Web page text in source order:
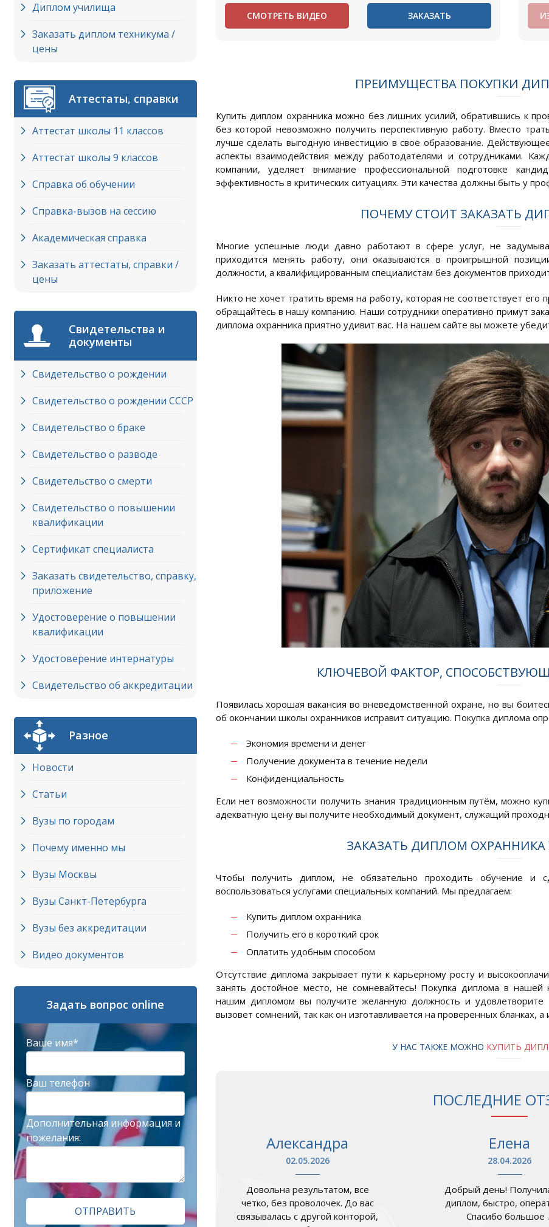
Диплом училища
Заказать диплом техникума /
цены
Аттестаты, справки
Аттестат школы 11 классов
Аттестат школы 9 классов
Справка об обучении
Справка-вызов на сессию
Академическая справка
Заказать аттестаты, справки /
цены
Свидетельства и
документы
Свидетельство о рождении
Свидетельство о рождении СССР
Свидетельство о браке
Свидетельство о разводе
Свидетельство о смерти
Свидетельство о повышении
квалификации
Сертификат специалиста
Заказать свидетельство, справку,
приложение
Удостоверение о повышении
квалификации
Удостоверение интернатуры
Свидетельство об аккредитации
Разное
Новости
Статьи
Вузы по городам
Почему именно мы
Вузы Москвы
Вузы Cанкт-Петербурга
Вузы без аккредитации
Видео документов
Задать вопрос online
Ваше имя*
Ваш телефон
Дополнительная информация и
пожелания:
ОТПРАВИТЬ
СМОТРЕТЬ ВИДЕО ЗАКАЗАТЬ
ПРЕИМУЩЕСТВА ПОКУПКИ
Купить диплом охранника можно без лишних усилий, обратившись к
без которой невозможно получить перспективную работу. Вместо
лучше сделать выгодную инвестицию в своё образование.
аспекты взаимодействия между работодателями и сотрудниками.
компании, уделяет внимание профессиональной подготовке
эффективность в критических ситуациях. Эти качества должны быть у
ПОЧЕМУ СТОИТ ЗАКАЗАТЬ
Многие успешные люди давно работают в сфере услуг, не
приходится менять работу, они оказываются в проигрышной
должности, а квалифицированным специалистам без документов
Никто не хочет тратить время на работу, которая не соответствует
обращайтесь в нашу компанию. Наши сотрудники оперативно примут
диплома охранника приятно удивит вас. На нашем сайте вы можете
КЛЮЧЕВОЙ ФАКТОР,
Появилась хорошая вакансия во вневедомственной охране, но вы
об окончании школы охранников исправит ситуацию. Покупка диплома
Экономия времени и денег
Получение документа в течение недели
Конфиденциальность
Если нет возможности получить знания традиционным путём, можно
адекватную цену вы получите необходимый документ, служащий
ЗАКАЗАТЬ ДИПЛОМ
Чтобы получить диплом, не обязательно проходить обучение и
воспользоваться услугами специальных компаний. Мы предлагаем:
Купить диплом охранника
Получить его в короткий срок
Оплатить удобным способом
Отсутствие диплома закрывает пути к карьерному росту и
занять достойное место, не сомневайтесь! Покупка диплома в
нашим дипломом вы получите желанную должность и удовлетворите
вызовет сомнений, так как он изготавливается на проверенных бланках,
У НАС ТАКЖЕ МОЖНО КУПИТЬ
ПОСЛЕДНИЕ
Александра
02.05.2026
Довольна результатом, все
четко, без проволочек. До вас
связывалась с другой конторой,
Елена
28.04.2026
Добрый день!
диплом, быстро,
Спасибо большое